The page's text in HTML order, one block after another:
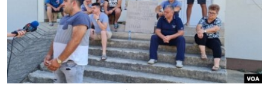
SPORT
INTERVJU